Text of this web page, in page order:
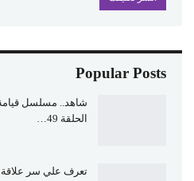
Popular Posts
شاهد.. مسلسل
الحلقة 49…
تعرف علي سر علاقة